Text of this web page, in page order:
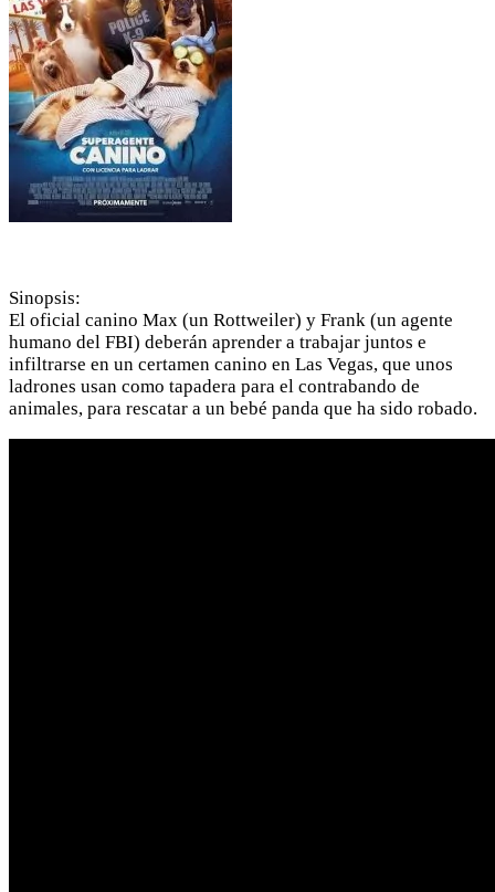
Sinopsis:
El oficial canino Max (un Rottweiler) y Frank (un agente
humano del FBI) deberán aprender a trabajar juntos e
infiltrarse en un certamen canino en Las Vegas, que unos
ladrones usan como tapadera para el contrabando de
animales, para rescatar a un bebé panda que ha sido robado.